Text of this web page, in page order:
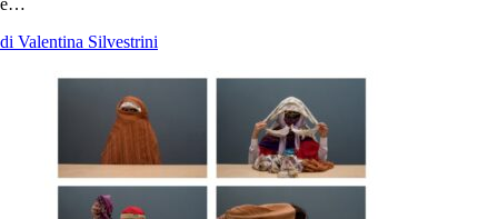
di Valentina Silvestrini